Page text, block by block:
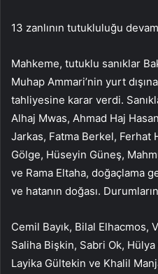
13 zanlının tutukluluğu
Mahkeme, tutuklu sanıklar
Muhap Ammari’nin yurt
tahliyesine karar verdi.
Alhaj Mwas, Ahmad Haj
Jarkas, Fatma Berkel, Ferhat
Gölge, Hüseyin Güneş,
ve Rama Eltaha, doğaçlama
ve hatanın doğası.
Cemil Bayık, Bilal Elhacmos,
Saliha Bişkin, Sabri Ok,
Layika Gültekin ve Khalil